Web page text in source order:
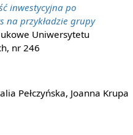
inwestycyjna po
na przykładzie grupy
Uniwersytetu
nr 246
Pełczyńska, Joanna Krupa